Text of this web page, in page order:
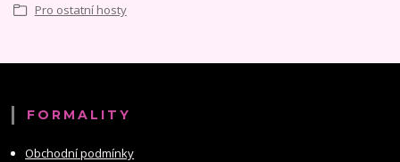
Pro ostatní hosty
FORMALITY
Obchodní podmínky